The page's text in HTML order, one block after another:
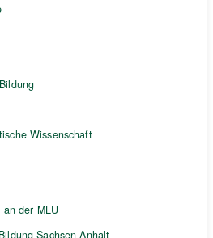
Wissenschaft
der MLU
Sachsen-Anhalt